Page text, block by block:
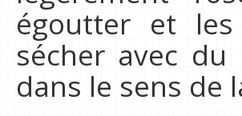
égoutter et
sécher avec
dans le sens de